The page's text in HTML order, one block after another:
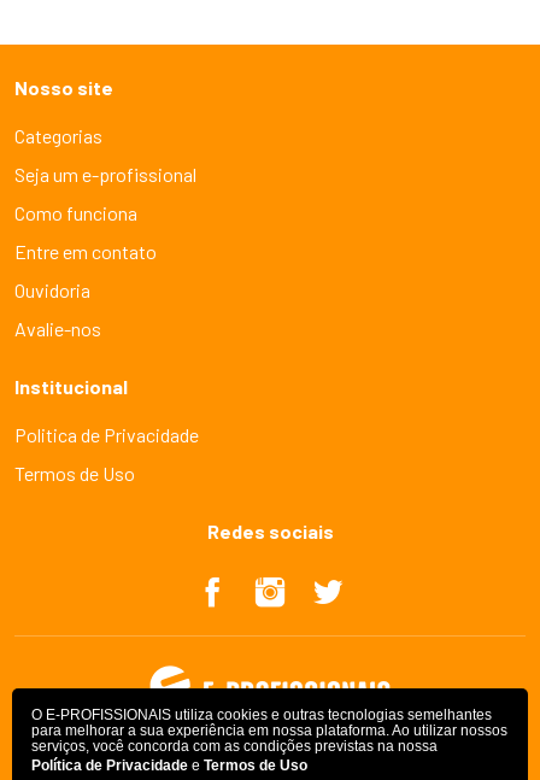
O E-PROFISSIONAIS utiliza cookies e outras tecnologias semelhantes
para melhorar a sua experiência em nossa plataforma. Ao utilizar nossos
serviços, você concorda com as condições previstas na nossa
Política de Privacidade e Termos de Uso
Nosso site
Categorias
Seja um e-profissional
Como funciona
Entre em contato
Ouvidoria
Avalie-nos
Institucional
Politica de Privacidade
Termos de Uso
Redes sociais